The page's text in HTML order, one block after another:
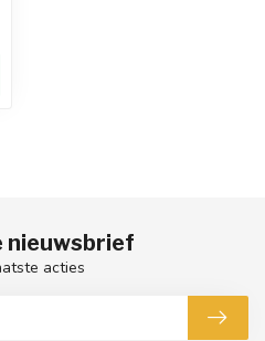
nieuwsbrief
acties